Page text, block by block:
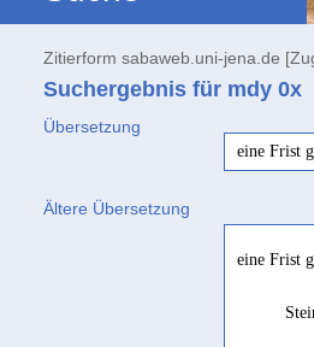
Zitierform sabaweb.uni-jena.de
Suchergebnis für mdy 0x
Übersetzung
eine Frist
Ältere Übersetzung
eine Frist